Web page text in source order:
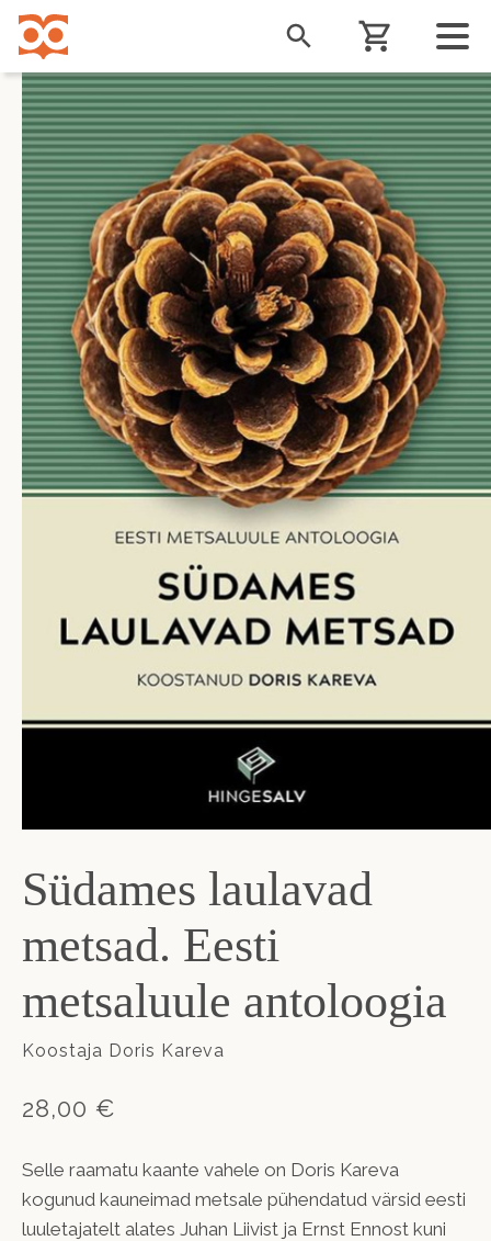
Liigu
edasi
põhisisu
juurde
Südames laulavad
metsad. Eesti
metsaluule antoloogia
Koostaja Doris Kareva
28,00 €
Selle raamatu kaante vahele on Doris Kareva
kogunud kauneimad metsale pühendatud värsid eesti
luuletajatelt alates Juhan Liivist ja Ernst Ennost kuni